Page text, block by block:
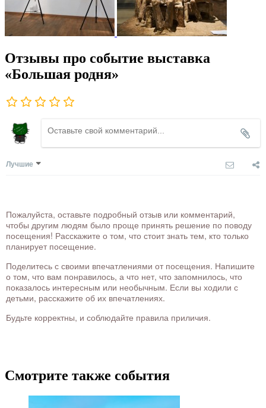
Отзывы про событие выставка
«Большая родня»
Лучшие
Пожалуйста, оставьте подробный отзыв или комментарий,
чтобы другим людям было проще принять решение по поводу
посещения! Расскажите о том, что стоит знать тем, кто только
планирует посещение.
Поделитесь с своими впечатлениями от посещения. Напишите
о том, что вам понравилось, а что нет, что запомнилось, что
показалось интересным или необычным. Если вы ходили с
детьми, расскажите об их впечатлениях.
Будьте корректны, и соблюдайте правила приличия.
Смотрите также события